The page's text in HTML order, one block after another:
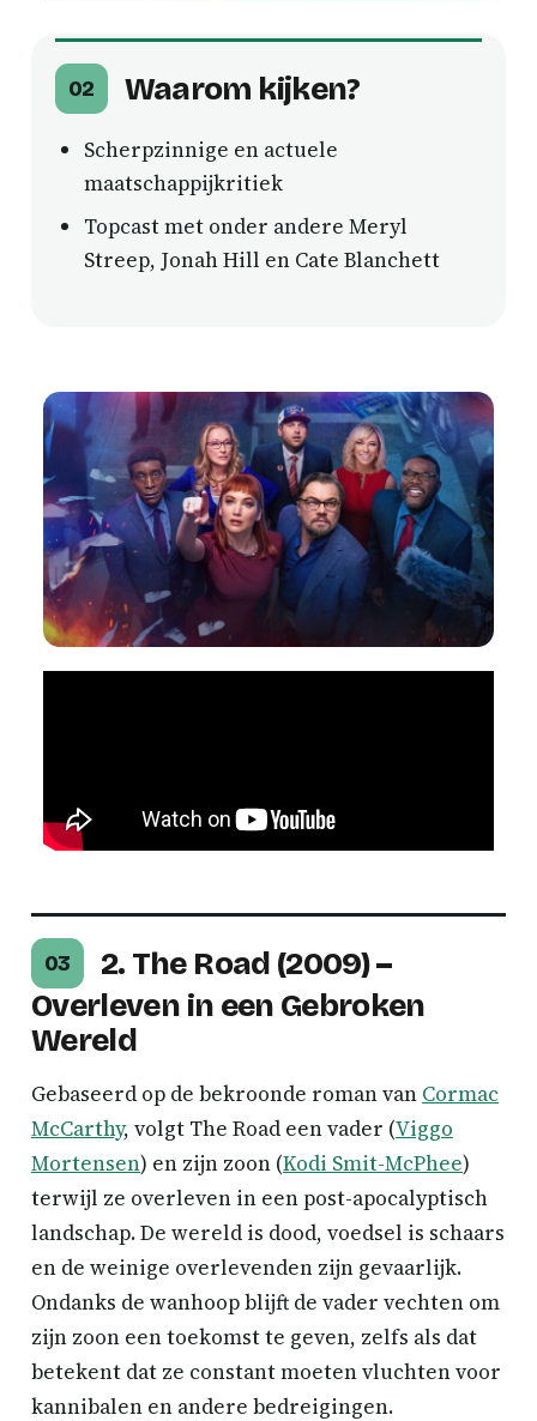
02 Waarom kijken?
Scherpzinnige en actuele
maatschappijkritiek
Topcast met onder andere Meryl
Streep, Jonah Hill en Cate Blanchett
03
2. The Road (2009) –
Overleven in een Gebroken
Wereld
Gebaseerd op de bekroonde roman van Cormac
McCarthy, volgt The Road een vader (Viggo
Mortensen) en zijn zoon (Kodi Smit-McPhee)
terwijl ze overleven in een post-apocalyptisch
landschap. De wereld is dood, voedsel is schaars
en de weinige overlevenden zijn gevaarlijk.
Ondanks de wanhoop blijft de vader vechten om
zijn zoon een toekomst te geven, zelfs als dat
betekent dat ze constant moeten vluchten voor
kannibalen en andere bedreigingen.